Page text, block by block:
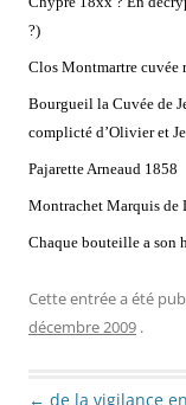
?)
Clos Montmartre cuvée
Bourgueil la Cuvée de
complicté d’Olivier et
Pajarette Arneaud 1858
Montrachet Marquis de
Chaque bouteille a son
Cette entrée a été
décembre 2009 .
Navigation des
← de la vigilance